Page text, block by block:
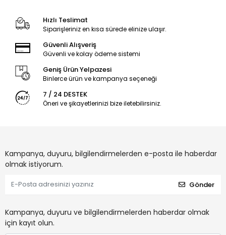
Hızlı Teslimat
Siparişleriniz en kısa sürede elinize ulaşır.
Güvenli Alışveriş
Güvenli ve kolay ödeme sistemi
Geniş Ürün Yelpazesi
Binlerce ürün ve kampanya seçeneği
7 / 24 DESTEK
Öneri ve şikayetlerinizi bize iletebilirsiniz.
Kampanya, duyuru, bilgilendirmelerden e-posta ile haberdar
olmak istiyorum.
Gönder
Kampanya, duyuru ve bilgilendirmelerden haberdar olmak
için kayıt olun.